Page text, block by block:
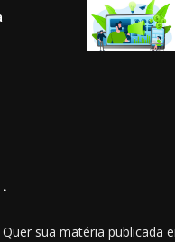
.
Quer sua matéria publicada